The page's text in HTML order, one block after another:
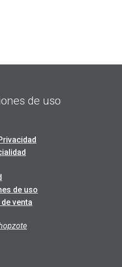
de uso
de uso
venta